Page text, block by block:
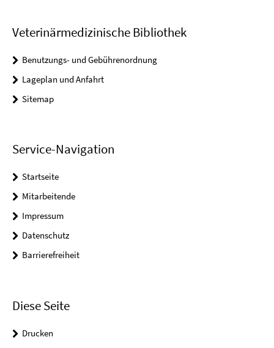
Veterinärmedizinische Bibliothek
Benutzungs- und Gebührenordnung
Lageplan und Anfahrt
Sitemap
Service-Navigation
Startseite
Mitarbeitende
Impressum
Datenschutz
Barrierefreiheit
Diese Seite
Drucken